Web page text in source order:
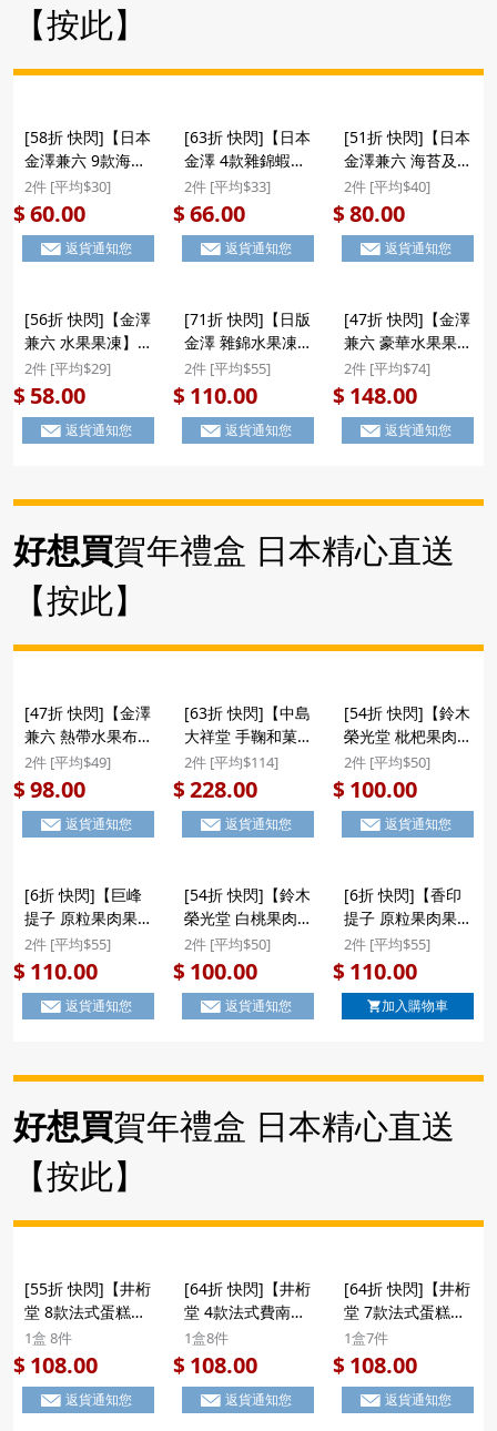
【按此】
[58折 快閃]【日本
金澤兼六 9款海老
蝦餅】日版 金澤兼
六製菓 9款海老煎
蝦餅 手提禮盒
80g ($60/2件)
2件 [平均$30]
$60.00
返貨通知您
[63折 快閃]【日本
金澤 4款雜錦蝦餅
煎餅】日版 金澤兼
六製菓 4款雜錦蝦
餅煎餅 手提禮盒
10件裝 ($66/2件)
2件 [平均$33]
$66.00
返貨通知您
[51折 快閃]【日本
金澤兼六 海苔及咖
喱蝦餅】日版 金澤
兼六製菓 海苔及咖
喱蝦餅 禮盒 8件裝
($80/2件)
2件 [平均$40]
$80.00
返貨通知您
[56折 快閃]【金澤
兼六 水果果凍】日
版 金澤兼六製菓
果凍啫喱 雜錦水果
便攜手抽禮盒 (1盒
6個) ($58/2件)
2件 [平均$29]
$58.00
返貨通知您
[71折 快閃]【日版
金澤 雜錦水果凍(8
個)】日版 金澤兼
六製菓 果凍啫喱
雜錦水果 禮盒 (1
盒8個) ($110/2件)
2件 [平均$55]
$110.00
返貨通知您
[47折 快閃]【金澤
兼六 豪華水果果
凍】日版 金澤兼六
製菓 果凍啫喱 雜
錦水果 豪華大禮盒
(1盒15個) ($148/2
2件 [平均$74]
$148.00
返貨通知您
好想買賀年禮盒 日本精心直送
【按此】
[47折 快閃]【金澤
兼六 熱帶水果布
甸】日版 金澤兼六
製菓 布甸果凍啫喱
熱帶風情水果 大禮
盒 (1盒10個)
2件 [平均$49]
$98.00
返貨通知您
[63折 快閃]【中島
大祥堂 手鞠和菓子
禮盒】日本 中島大
祥堂《手鞠》季節
限定 百年菓と果
雜錦和菓子禮盒
2件 [平均$114]
$228.00
返貨通知您
[54折 快閃]【鈴木
榮光堂 枇杷果肉果
凍】日本 鈴木榮光
堂 枇杷 原粒果肉
啫喱果凍 名產店系
列 禮盒 6件裝
2件 [平均$50]
$100.00
返貨通知您
[6折 快閃]【巨峰
提子 原粒果肉果
凍】日本 鈴木榮光
堂 巨峰提子 原粒
果肉啫喱果凍 名產
店系列 禮盒 6件裝
2件 [平均$55]
$110.00
返貨通知您
[54折 快閃]【鈴木
榮光堂 白桃果肉果
凍】日本 鈴木榮光
堂 白桃 原粒果肉
啫喱果凍 名產店系
列 禮盒 6件裝
2件 [平均$50]
$100.00
返貨通知您
[6折 快閃]【香印
提子 原粒果肉果
凍】日本 谷口物産
香印提子 原粒果肉
啫喱果凍 禮盒 6件
裝 ($110/2件)
2件 [平均$55]
$110.00
加入購物車
好想買賀年禮盒 日本精心直送
【按此】
[55折 快閃]【井桁
堂 8款法式蛋糕禮
盒】日本 井桁堂
工藝級自家研磨 8
款口味 法式蛋糕禮
盒 (8件裝) #新年
1盒 8件
$108.00
返貨通知您
[64折 快閃]【井桁
堂 4款法式費南雪
蛋糕】日本 井桁堂
《Gateau
Peurepos》4款
Financier法式費
1盒8件
$108.00
返貨通知您
[64折 快閃]【井桁
堂 7款法式蛋糕】
日本 井桁堂
《Elegant》7款雜
錦法式蛋糕 工藝級
自家研磨杏仁製 禮
1盒7件
$108.00
返貨通知您